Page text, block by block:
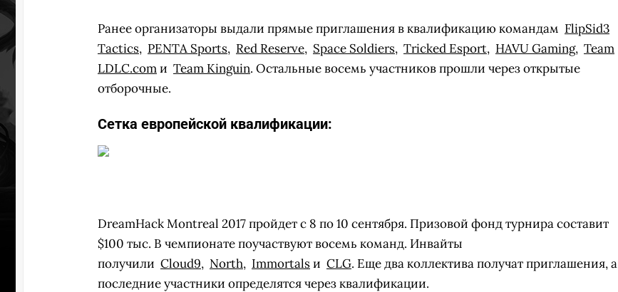
Ранее организаторы выдали прямые приглашения в квалификацию командам FlipSid3
Tactics, PENTA Sports, Red Reserve, Space Soldiers, Tricked Esport, HAVU Gaming, Team
LDLC.comи Team Kinguin. Остальные восемь участников прошли через открытые
отборочные.
Сетка европейской квалификации:
DreamHack Montreal 2017 пройдет с 8 по 10 сентября. Призовой фонд турнира составит
$100 тыс. В чемпионате поучаствуют восемь команд. Инвайты
получили Cloud9, North, Immortalsи CLG. Еще два коллектива получат приглашения, а
последние участники определятся через квалификации.